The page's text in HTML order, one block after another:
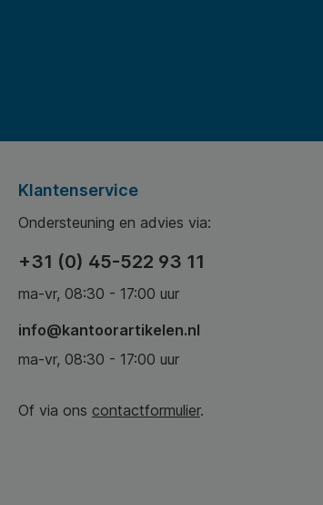
Klantenservice
Ondersteuning en advies via:
+31 (0) 45-522 93 11
ma-vr, 08:30 - 17:00 uur
info@kantoorartikelen.nl
ma-vr, 08:30 - 17:00 uur
Of via ons contactformulier.